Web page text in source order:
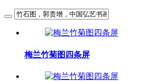
梅兰竹菊图四条屏